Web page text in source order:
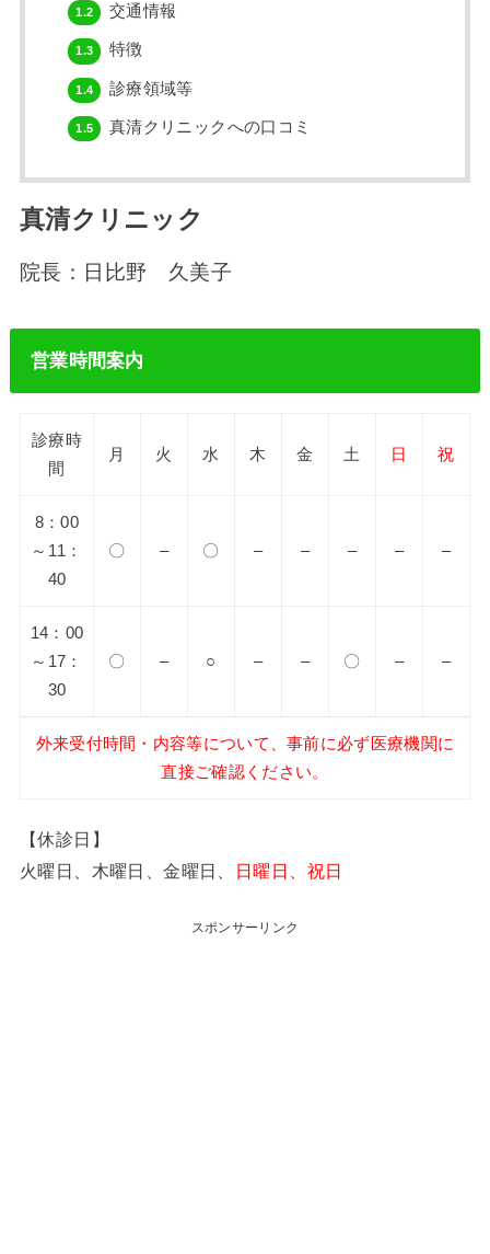
1.2 交通情報
1.3 特徴
1.4 診療領域等
1.5 真清クリニックへの口コミ
真清クリニック
院長：日比野 久美子
営業時間案内
診療時
間
月 火 水 木 金 土 日 祝
8：00
～11：
40
〇 – 〇 – – – – –
14：00
～17：
30
〇 – ○ – – 〇 – –
外来受付時間・内容等について、事前に必ず医療機関に
直接ご確認ください。
【休診日】
火曜日、木曜日、金曜日、
日曜日、祝日
スポンサーリンク